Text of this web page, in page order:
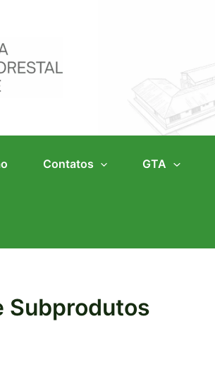
Contatos GTA
Subprodutos